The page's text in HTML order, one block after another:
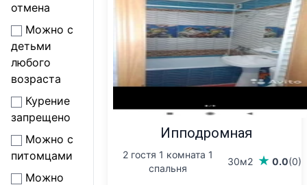
отмена
Можно с
детьми
любого
возраста
Курение
запрещено
Можно с
питомцами
Можно
Ипподромная
2 гостя 1 комната 1
спальня
30м2 0.0(0)